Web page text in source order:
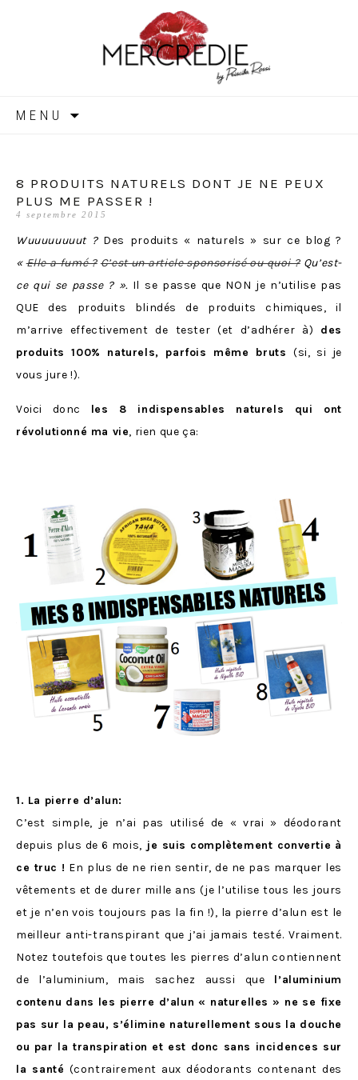
MERCREDIE
MENU
8 PRODUITS NATURELS DONT JE NE PEUX
PLUS ME PASSER !
4 septembre 2015
Wuuuuuuuut ? Des produits « naturels » sur ce blog ?
«Elle a fumé ? C’est un article sponsorisé ou quoi ?Qu’est-
ce qui se passe ? ». Il se passe que NON je n’utilise pas
QUE des produits blindés de produits chimiques, il
m’arrive effectivement de tester (et d’adhérer à) des
produits 100% naturels, parfois même bruts (si, si je
vous jure !).
Voici donc les 8 indispensables naturels qui ont
révolutionné ma vie, rien que ça:
1. La pierre d’alun:
C’est simple, je n’ai pas utilisé de « vrai » déodorant
depuis plus de 6 mois, je suis complètement convertie à
ce truc ! En plus de ne rien sentir, de ne pas marquer les
vêtements et de durer mille ans (je l’utilise tous les jours
et je n’en vois toujours pas la fin !), la pierre d’alun est le
meilleur anti-transpirant que j’ai jamais testé. Vraiment.
Notez toutefois que toutes les pierres d’alun contiennent
de l’aluminium, mais sachez aussi que l’aluminium
contenu dans les pierre d’alun « naturelles » ne se fixe
pas sur la peau, s’élimine naturellement sous la douche
ou par la transpiration et est donc sans incidences sur
la santé (contrairement aux déodorants contenant des